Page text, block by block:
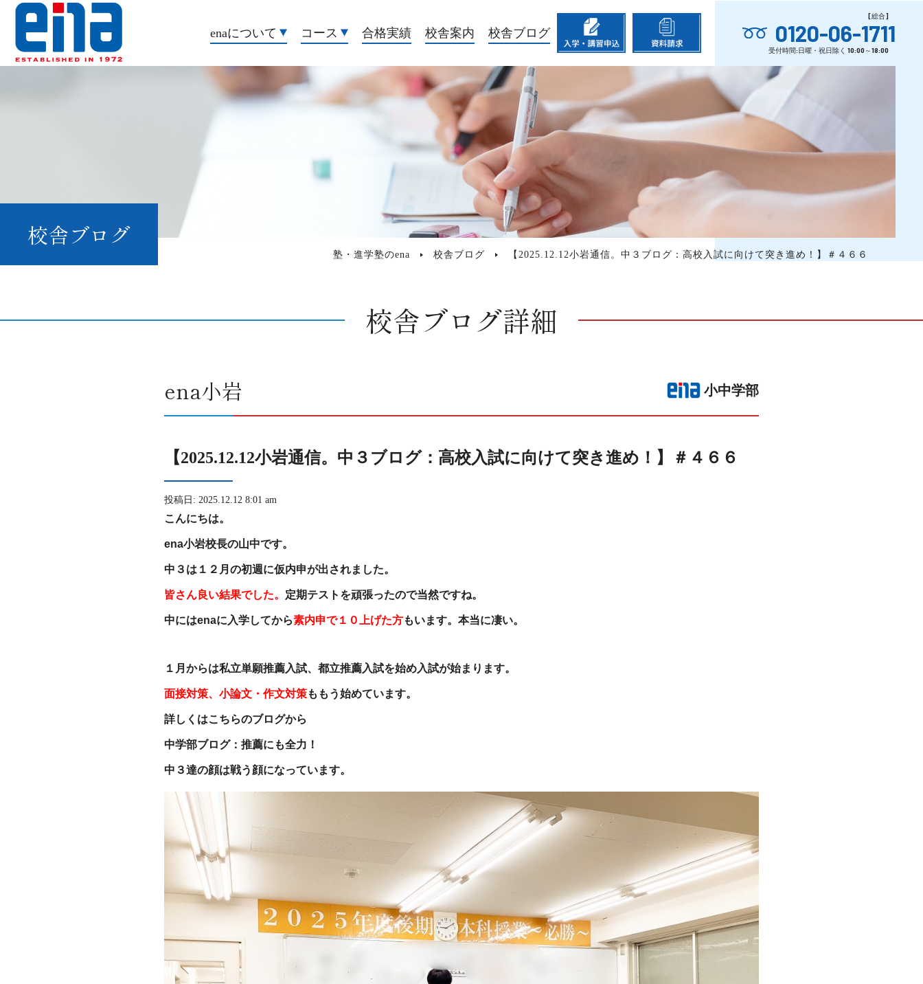
enaについて コース 合格実績 校舎案内 校舎ブログ 0120-06-1711
校舎ブログ
塾・進学塾のena 校舎ブログ 【2025.12.12小岩通信。中３ブログ：高校入試に向けて突き進め！】＃４６６
校舎ブログ詳細
ena小岩 小中学部
【2025.12.12小岩通信。中３ブログ：高校入試に向けて突き進め！】＃４６６
投稿日: 2025.12.12 8:01 am
こんにちは。
ena小岩校長の山中です。
中３は１２月の初週に仮内申が出されました。
皆さん良い結果でした。 定期テストを頑張ったので当然ですね。
中にはenaに入学してから素内申で１０上げた方もいます。本当に凄い。
１月からは私立単願推薦入試、都立推薦入試を始め入試が始まります。
面接対策、小論文・作文対策ももう始めています。
詳しくはこちらのブログから
中学部ブログ：推薦にも全力！
中３達の顔は戦う顔になっています。